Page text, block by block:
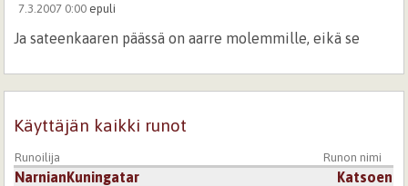
7.3.2007 0:00 epuli
Ja sateenkaaren päässä on aarre molemmille, eikä se
4.3.2007 0:00 Marle
Hehkuvin värein maalaat yösi, niin aistillista ja hellää.
Pidin!
Käyttäjän kaikki runot
Runoilija Runon nimi
NarnianKuningatar
Katsoen